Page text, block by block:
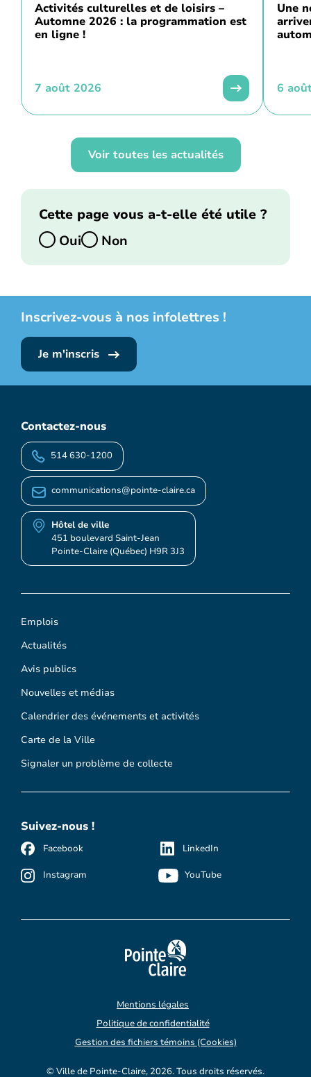
Activités culturelles et de loisirs –
Automne 2026 : la programmation est
en ligne !
7 août 2026
Une
6
Voir toutes les actualités
Cette page vous a-t-elle été utile ?
Oui
Non
Inscrivez-vous à nos infolettres !
Je m'inscris
Emplois
Actualités
Avis publics
Nouvelles et médias
Calendrier des événements et activités
Carte de la Ville
Signaler un problème de collecte
Contactez-nous
514 630-1200
communications@pointe-claire.ca
Hôtel de ville
451 boulevard Saint-Jean
Pointe-Claire (Québec) H9R 3J3
Suivez-nous !
Facebook
Instagram
LinkedIn
YouTube
© Ville de Pointe-Claire, 2026. Tous droits réservés.
Mentions légales
Politique de confidentialité
Gestion des fichiers témoins (Cookies)